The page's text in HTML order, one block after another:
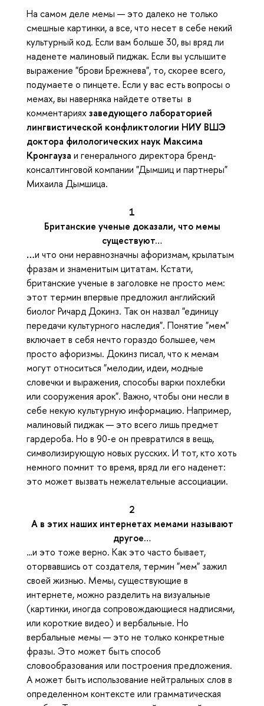
На самом деле мемы — это далеко не только
смешные картинки, а все, что несет в себе некий
культурный код. Если вам больше 30, вы вряд ли
наденете малиновый пиджак. Если вы услышите
выражение "брови Брежнева", то, скорее всего,
подумаете о пинцете. Если у вас есть вопросы о
мемах, вы наверняка найдете ответы в
комментарияхзаведующего лабораторией
лингвистической конфликтологии НИУ ВШЭ
доктора филологических наук Максима
Кронгауза и генерального директора бренд-
консалтинговой компании "Дымшиц и партнеры"
Михаила Дымшица.
1
Британские ученые доказали, что мемы
существуют…
…и что они неравнозначны афоризмам, крылатым
фразам и знаменитым цитатам. Кстати,
британские ученые в заголовке не просто мем:
этот термин впервые предложил английский
биолог Ричард Докинз. Так он назвал "единицу
передачи культурного наследия". Понятие "мем"
включает в себя нечто гораздо большее, чем
просто афоризмы. Докинз писал, что к мемам
могут относиться "мелодии, идеи, модные
словечки и выражения, способы варки похлебки
или сооружения арок". Важно, чтобы они несли в
себе некую культурную информацию. Например,
малиновый пиджак — это всего лишь предмет
гардероба. Но в 90-е он превратился в вещь,
символизирующую новых русских. И тот, кто хоть
немного помнит то время, вряд ли его наденет:
это может вызвать нежелательные ассоциации.
2
А в этих наших интернетах мемами называют
другое…
…и это тоже верно. Как это часто бывает,
оторвавшись от создателя, термин "мем" зажил
своей жизнью. Мемы, существующие в
интернете, можно разделить на визуальные
(картинки, иногда сопровождающиеся надписями,
или короткие видео) и вербальные. Но
вербальные мемы — это не только конкретные
фразы. Это может быть способ
словообразования или построения предложения.
А может быть использование нейтральных слов в
определенном контексте или грамматическая